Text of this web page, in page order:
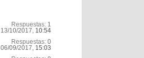
Respuestas: 1
13/10/2017, 10:54
Respuestas: 0
06/09/2017, 15:03